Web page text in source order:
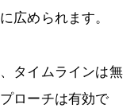
広められます。
タイムラインは無
ローチは有効で